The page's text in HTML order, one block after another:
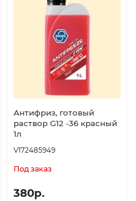
Антифриз, готовый
раствор G12 -36 красный
1л
V172485949
Под заказ
380р.